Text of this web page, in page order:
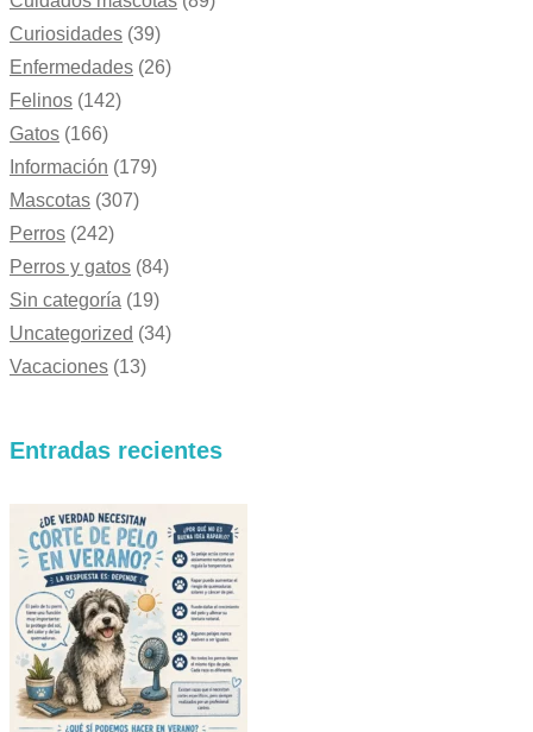
Curiosidades (39)
Enfermedades (26)
Felinos (142)
Gatos (166)
Información (179)
Mascotas (307)
Perros (242)
Perros y gatos (84)
Sin categoría (19)
Uncategorized (34)
Vacaciones (13)
Entradas recientes